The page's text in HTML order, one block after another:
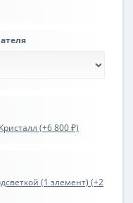
(+6 800 ₽)
(1 элемент) (+2